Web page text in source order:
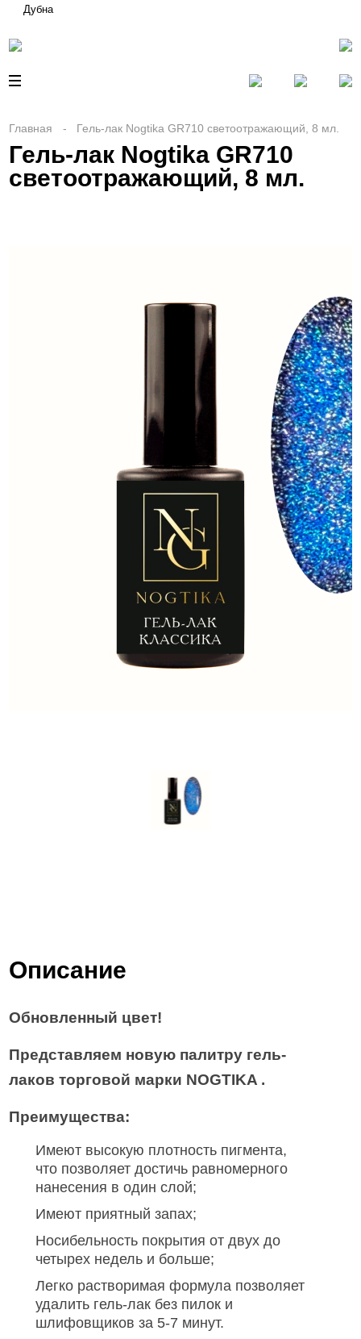
Дубна
Главная Гель-лак Nogtika GR710 светоотражающий, 8 мл.
Гель-лак Nogtika GR710
светоотражающий, 8 мл.
Описание
Обновленный цвет!
Представляем новую палитру гель-
лаков торговой марки NOGTIKA .
Преимущества:
Имеют высокую плотность пигмента,
что позволяет достичь равномерного
нанесения в один слой;
Имеют приятный запах;
Носибельность покрытия от двух до
четырех недель и больше;
Легко растворимая формула позволяет
удалить гель-лак без пилок и
шлифовщиков за 5-7 минут.